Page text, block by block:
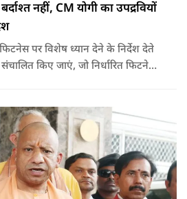
नहीं, CM योगी का उपद्रवियों
पर विशेष ध्यान देने के निर्देश देते
किए जाएं, जो निर्धारित फिटनेस
की सुरक्षा सुनिश्चित की जा सके.